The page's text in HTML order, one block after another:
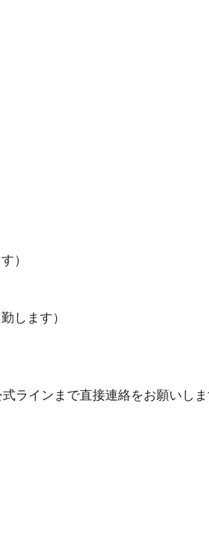
）
します）
ラインまで直接連絡をお願いし